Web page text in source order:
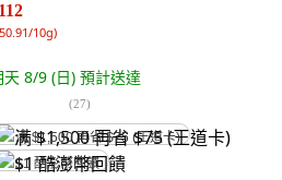
10g)
天 8/9 (日) 預計送達
(27)
满 $1,500 再省 $75 (王道卡)
$1 酷澎幣回饋